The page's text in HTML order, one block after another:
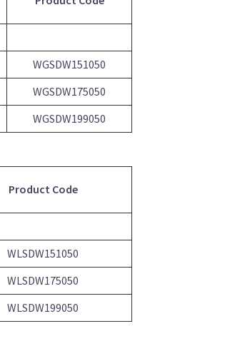
WGSDW151050
WGSDW175050
WGSDW199050
Product Code
WLSDW151050
WLSDW175050
WLSDW199050